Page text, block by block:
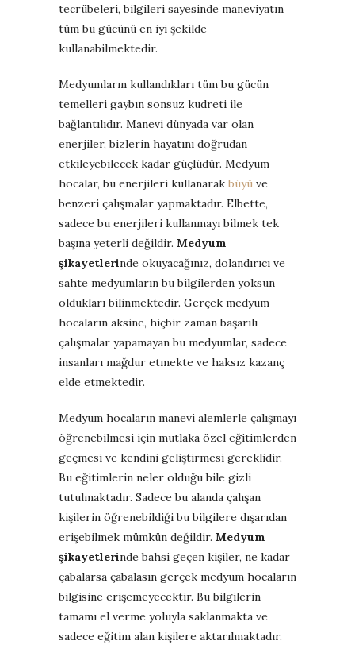
tecrübeleri, bilgileri sayesinde maneviyatın
tüm bu gücünü en iyi şekilde
kullanabilmektedir.
Medyumların kullandıkları tüm bu gücün
temelleri gaybın sonsuz kudreti ile
bağlantılıdır. Manevi dünyada var olan
enerjiler, bizlerin hayatını doğrudan
etkileyebilecek kadar güçlüdür. Medyum
hocalar, bu enerjileri kullanarak büyü ve
benzeri çalışmalar yapmaktadır. Elbette,
sadece bu enerjileri kullanmayı bilmek tek
başına yeterli değildir. Medyum
şikayetlerinde okuyacağınız, dolandırıcı ve
sahte medyumların bu bilgilerden yoksun
oldukları bilinmektedir. Gerçek medyum
hocaların aksine, hiçbir zaman başarılı
çalışmalar yapamayan bu medyumlar, sadece
insanları mağdur etmekte ve haksız kazanç
elde etmektedir.
Medyum hocaların manevi alemlerle çalışmayı
öğrenebilmesi için mutlaka özel eğitimlerden
geçmesi ve kendini geliştirmesi gereklidir.
Bu eğitimlerin neler olduğu bile gizli
tutulmaktadır. Sadece bu alanda çalışan
kişilerin öğrenebildiği bu bilgilere dışarıdan
erişebilmek mümkün değildir. Medyum
şikayetlerinde bahsi geçen kişiler, ne kadar
çabalarsa çabalasın gerçek medyum hocaların
bilgisine erişemeyecektir. Bu bilgilerin
tamamı el verme yoluyla saklanmakta ve
sadece eğitim alan kişilere aktarılmaktadır.